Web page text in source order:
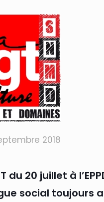
2018
du 20 juillet à
social toujours